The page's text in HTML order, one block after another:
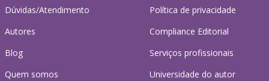
Dúvidas/Atendimento
Autores
Blog
Quem somos
Política de privacidade
Compliance Editorial
Serviços profissionais
Universidade do autor